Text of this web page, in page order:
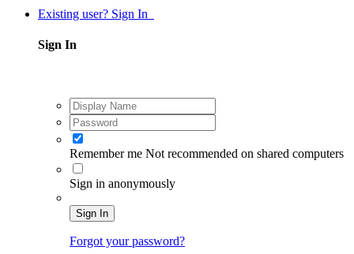
Existing user? Sign In
Sign In
Remember me Not recommended on shared computers
Sign in anonymously
Sign In
Forgot your password?